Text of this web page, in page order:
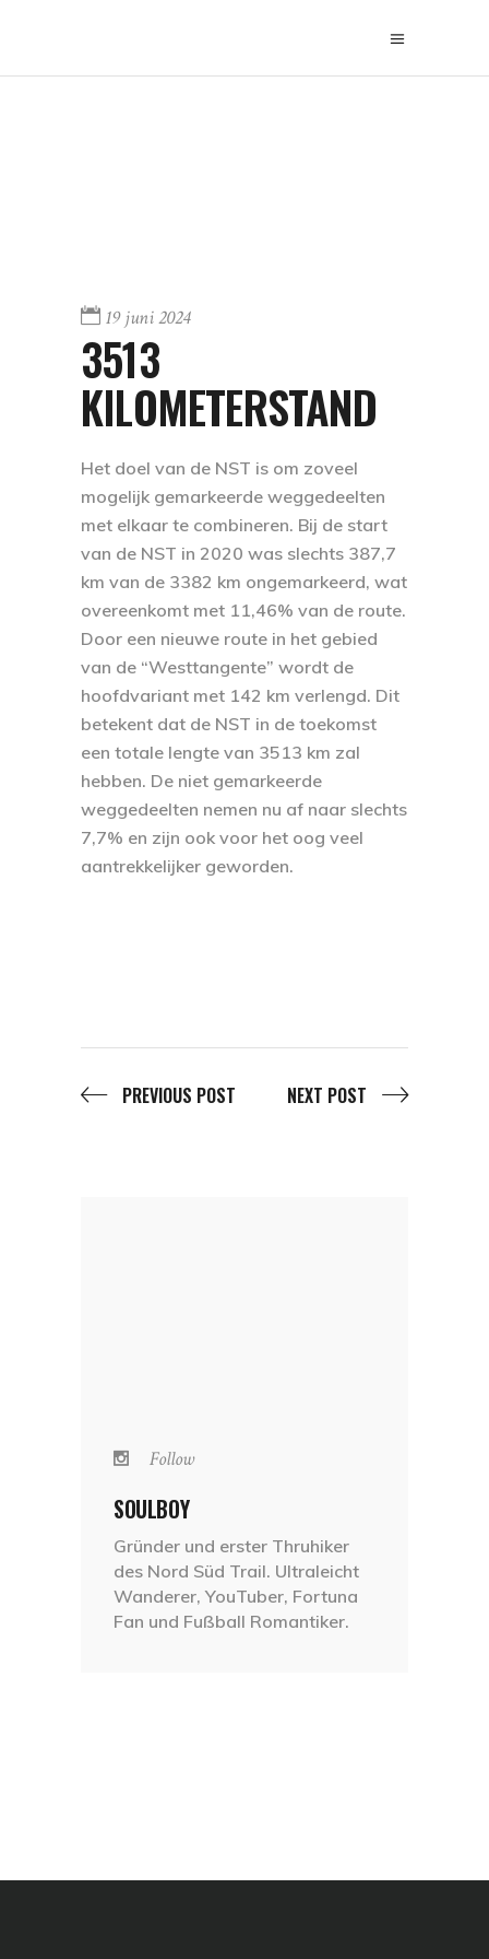
19 juni 2024
3513
KILOMETERSTAND
Het doel van de NST is om zoveel
mogelijk gemarkeerde weggedeelten
met elkaar te combineren. Bij de start
van de NST in 2020 was slechts 387,7
km van de 3382 km ongemarkeerd, wat
overeenkomt met 11,46% van de route.
Door een nieuwe route in het gebied
van de “Westtangente” wordt de
hoofdvariant met 142 km verlengd. Dit
betekent dat de NST in de toekomst
een totale lengte van 3513 km zal
hebben. De niet gemarkeerde
weggedeelten nemen nu af naar slechts
7,7% en zijn ook voor het oog veel
aantrekkelijker geworden.
PREVIOUS POST NEXT POST
Follow
SOULBOY
Gründer und erster Thruhiker
des Nord Süd Trail. Ultraleicht
Wanderer, YouTuber, Fortuna
Fan und Fußball Romantiker.